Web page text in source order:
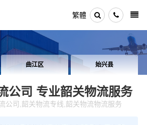
繁體
曲江区 始兴县
公司 专业韶关物流服务
公司,韶关物流专线,韶关物流物流服务